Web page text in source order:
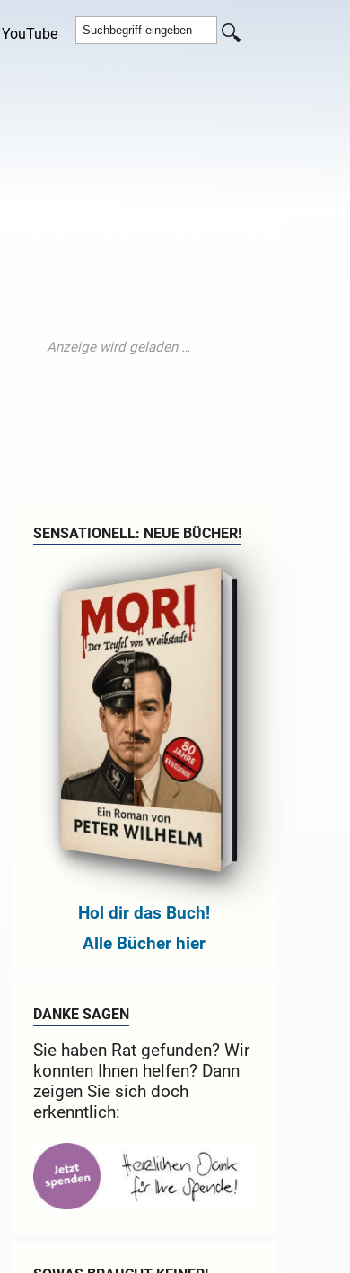
YouTube
SENSATIONELL: NEUE BÜCHER!
Hol dir das Buch!
Alle Bücher hier
DANKE SAGEN
Sie haben Rat gefunden? Wir
konnten Ihnen helfen? Dann
zeigen Sie sich doch
erkenntlich: